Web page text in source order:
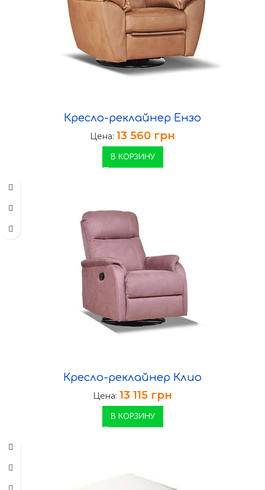
Кресло-реклайнер Ензо
Цена: 13 560 грн
В КОРЗИНУ
Кресло-реклайнер Клио
Цена: 13 115 грн
В КОРЗИНУ